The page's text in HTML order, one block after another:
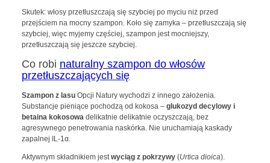
Skutek: włosy przetłuszczają się szybciej po myciu niż przed
przejściem na mocny szampon. Koło się zamyka – przetłuszczają się
szybciej, więc myjemy częściej, szampon jest mocniejszy,
przetłuszczają się jeszcze szybciej.
Co robi naturalny szampon do włosów
przetłuszczających się
Szampon z lasuOpcji Natury wychodzi z innego założenia.
Substancje pieniące pochodzą od kokosa – glukozyd decylowy i
betaina kokosowadelikatnie delikatnie oczyszczają, bez
agresywnego penetrowania naskórka. Nie uruchamiają kaskady
zapalnej IL-1α.
Aktywnym składnikiem jestwyciąg z pokrzywy(Urtica dioica).